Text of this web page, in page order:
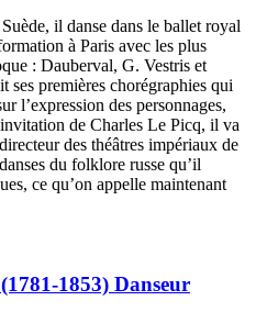
il danse dans le ballet royal
à Paris avec les plus
: Dauberval, G. Vestris et
premières chorégraphies qui
l’expression des personnages,
de Charles Le Picq, il va
des théâtres impériaux de
du folklore russe qu’il
ce qu’on appelle maintenant
1853) Danseur